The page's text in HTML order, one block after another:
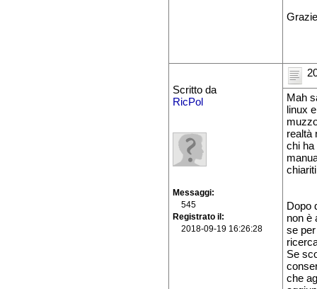
Scritto da
RicPol
Messaggi
545
Registrato il
2018-09-19 16:26:28
Mah
linux
realtà
chi ha
Dopo
non è
se
Se
che